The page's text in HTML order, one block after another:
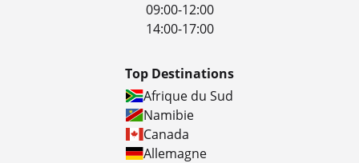
09:00-12:00
14:00-17:00
Top Destinations
Afrique du Sud
Namibie
Canada
Allemagne